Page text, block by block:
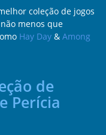
coleção de jogos
menos que
Hay Day& Among
de
Perícia